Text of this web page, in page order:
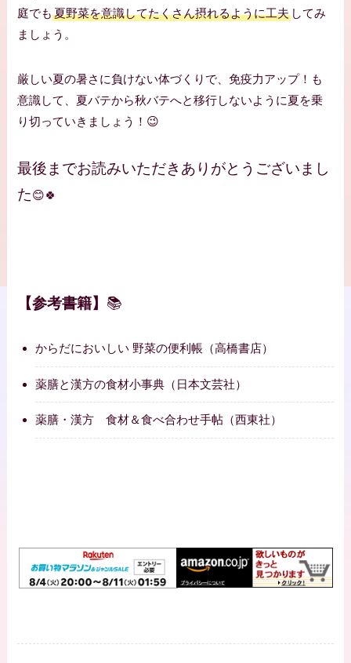
庭でも夏野菜を意識してたくさん摂れるように工夫 してみ
ましょう。
厳しい夏の暑さに負けない体づくりで、免疫力アップ！も
意識して、夏バテから秋バテへと移行しないように夏を乗
り切っていきましょう！😉
最後までお読みいただきありがとうございまし
た😊🍀
【参考書籍】 📚
からだにおいしい 野菜の便利帳（高橋書店）
薬膳と漢方の食材小事典（日本文芸社）
薬膳・漢方 食材＆食べ合わせ手帖（西東社）